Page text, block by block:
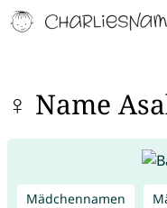
♀ Name
Mädchennamen